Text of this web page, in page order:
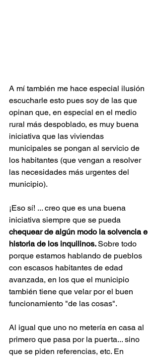
A mí también me hace especial ilusión
escucharle esto pues soy de las que
opinan que, en especial en el medio
rural más despoblado, es muy buena
iniciativa que las viviendas
municipales se pongan al servicio de
los habitantes (que vengan a resolver
las necesidades más urgentes del
municipio).
¡Eso sí! ... creo que es una buena
iniciativa siempre que se pueda
chequear de algún modo la solvencia e
historia de los inquilinos. Sobre todo
porque estamos hablando de pueblos
con escasos habitantes de edad
avanzada, en los que el municipio
también tiene que velar por el buen
funcionamiento "de las cosas".
Al igual que uno no metería en casa al
primero que pasa por la puerta... sino
que se piden referencias, etc. En